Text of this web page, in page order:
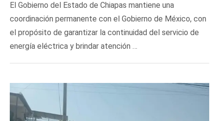
El Gobierno del Estado de Chiapas mantiene una
coordinación permanente con el Gobierno de México, con
el propósito de garantizar la continuidad del servicio de
energía eléctrica y brindar atención …